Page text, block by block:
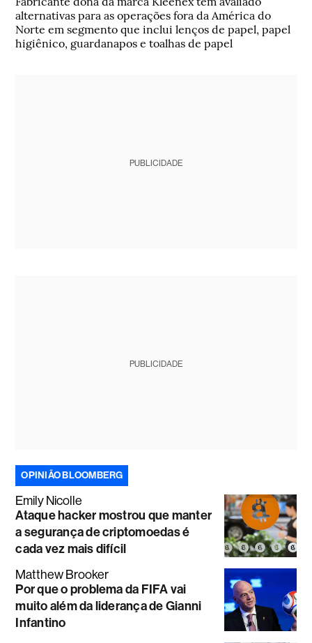
alternativas para as operações fora da América do
Norte em segmento que inclui lenços de papel, papel
higiênico, guardanapos e toalhas de papel
PUBLICIDADE
PUBLICIDADE
OPINIÃO BLOOMBERG
Emily Nicolle
Ataque hacker mostrou que manter
a segurança de criptomoedas é
cada vez mais difícil
Matthew Brooker
Por que o problema da FIFA vai
muito além da liderança de Gianni
Infantino